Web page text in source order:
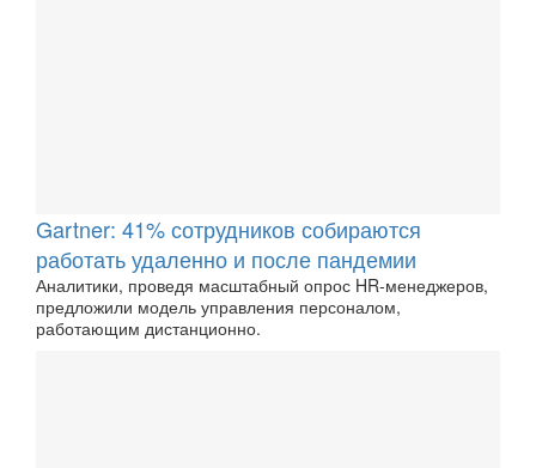
Gartner: 41% сотрудников собираются
работать удаленно и после пандемии
Аналитики, проведя масштабный опрос HR-менеджеров,
предложили модель управления персоналом,
работающим дистанционно.